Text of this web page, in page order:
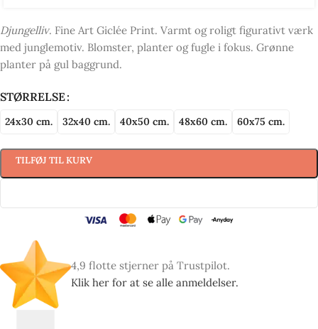
Djungelliv. Fine Art Giclée Print. Varmt og roligt figurativt værk
med junglemotiv. Blomster, planter og fugle i fokus. Grønne
planter på gul baggrund.
STØRRELSE
24x30 cm. 32x40 cm. 40x50 cm. 48x60 cm. 60x75 cm.
TILFØJ TIL KURV
4,9 flotte stjerner på Trustpilot.
Klik her for at se alle anmeldelser.